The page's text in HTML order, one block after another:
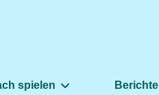
spielen Berichte